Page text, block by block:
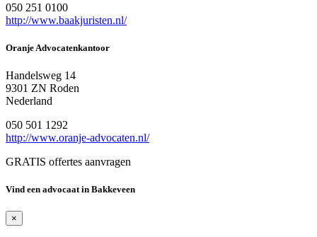
050 251 0100
http://www.baakjuristen.nl/
Oranje Advocatenkantoor
Handelsweg 14
9301 ZN Roden
Nederland
050 501 1292
http://www.oranje-advocaten.nl/
GRATIS offertes aanvragen
Vind een advocaat in Bakkeveen
×